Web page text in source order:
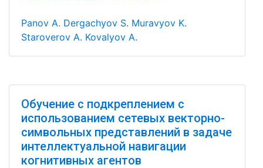
Panov A. Dergachyov S. Muravyov K.
Staroverov A. Kovalyov A.
Обучение с подкреплением с
использованием сетевых векторно-
символьных представлений в задаче
интеллектуальной навигации
когнитивных агентов